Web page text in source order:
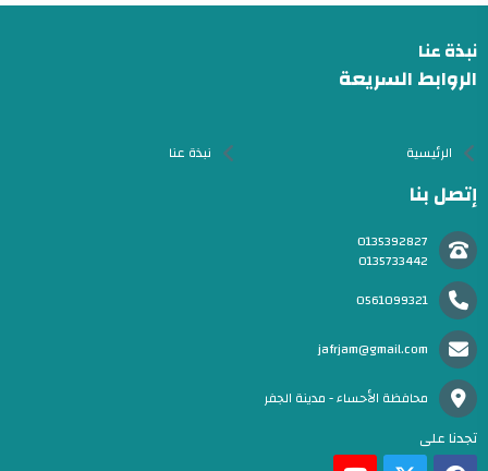
نبذة عنا
الروابط السريعة
الرئيسية نبذة عنا
إتصل بنا
0135392827
0135733442
0561099321
jafrjam@gmail.com
محافظة الأحساء - مدينة الجفر
تجدنا على